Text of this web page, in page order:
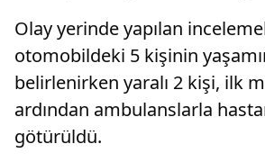
Olay yerinde yapılan
otomobildeki 5 kişinin
belirlenirken yaralı 2 kişi, ilk
ardından ambulanslarla
götürüldü.